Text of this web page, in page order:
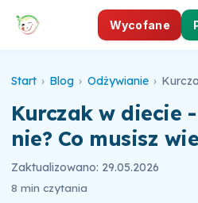
Wycofane
Start › Blog › Odżywianie ›
Kurczak w diecie
nie? Co musisz
Zaktualizowano: 29.05.2026
8 min czytania